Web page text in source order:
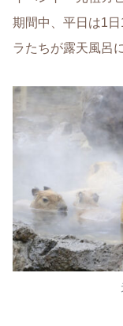
期間中、平日は1
ラたちが露天風呂